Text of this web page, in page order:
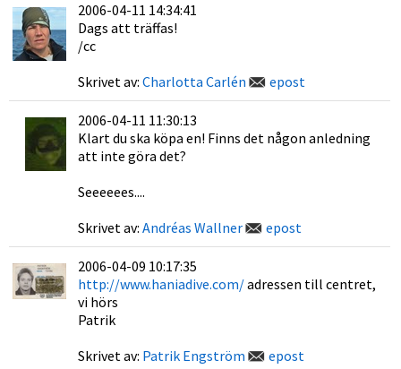
2006-04-11 14:34:41
Dags att träffas!
/cc
Skrivet av: Charlotta Carlén epost
2006-04-11 11:30:13
Klart du ska köpa en! Finns det någon anledning
att inte göra det?
Seeeeees....
Skrivet av: Andréas Wallner epost
2006-04-09 10:17:35
http://www.haniadive.com/adressen till centret,
vi hörs
Patrik
Skrivet av: Patrik Engström epost